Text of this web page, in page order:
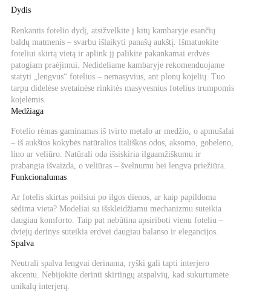
Dydis
Renkantis fotelio dydį, atsižvelkite į kitų kambaryje esančių
baldų matmenis – svarbu išlaikyti panašų aukštį. Išmatuokite
foteliui skirtą vietą ir aplink jį palikite pakankamai erdvės
patogiam praėjimui. Nedideliame kambaryje rekomenduojame
statyti „lengvus“ fotelius – nemasyvius, ant plonų kojelių. Tuo
tarpu didelėse svetainėse rinkitės masyvesnius fotelius trumpomis
kojelėmis.
Medžiaga
Fotelio rėmas gaminamas iš tvirto metalo ar medžio, o apmušalai
– iš aukštos kokybės natūralios itališkos odos, aksomo, gobeleno,
lino ar veliūro. Natūrali oda išsiskiria ilgaamžiškumu ir
prabangia išvaizda, o veliūras – švelnumu bei lengva priežiūra.
Funkcionalumas
Ar fotelis skirtas poilsiui po ilgos dienos, ar kaip papildoma
sėdima vieta? Modeliai su išskleidžiamu mechanizmu suteikia
daugiau komforto. Taip pat nebūtina apsiriboti vienu foteliu –
dviejų derinys suteikia erdvei daugiau balanso ir elegancijos.
Spalva
Neutrali spalva lengvai derinama, ryški gali tapti interjero
akcentu. Nebijokite derinti skirtingų atspalvių, kad sukurtumėte
unikalų interjerą.